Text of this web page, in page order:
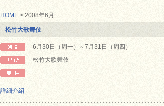
HOME > 2008年6月
松竹大歌舞伎
6月30日（周一）～7月31日（周四）
松竹大歌舞伎
-
詳細介紹